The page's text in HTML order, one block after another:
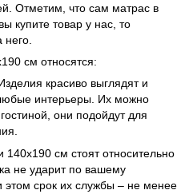
Отметим, что сам матрас в
купите товар у нас, то
см относятся:
красиво выглядят и
интерьеры. Их можно
они подойдут для
см стоят относительно
не ударит по вашему
срок их службы – не менее